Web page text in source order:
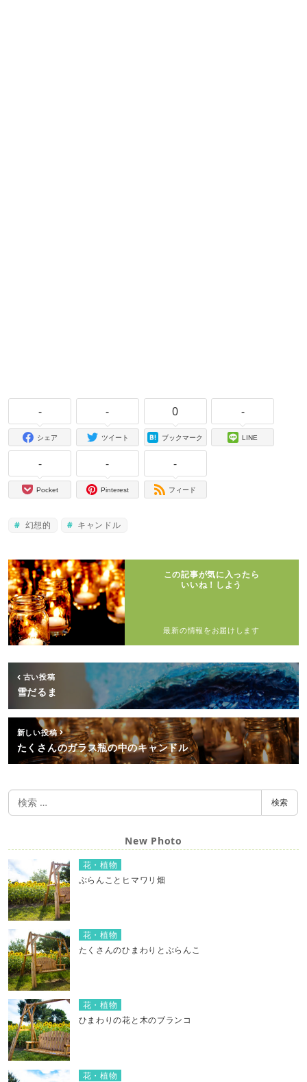
-
シェア
-
ツイート
0
ブックマーク
-
LINE
-
Pocket
-
Pinterest
-
フィード
幻想的 キャンドル
この記事が気に入ったら
いいね！しよう
最新の情報をお届けします
古い投稿
雪だるま
新しい投稿
たくさんのガラス瓶の中のキャンドル
検
索
検索
New Photo
花・植物
ぶらんことヒマワリ畑
花・植物
たくさんのひまわりとぶらんこ
花・植物
ひまわりの花と木のブランコ
花・植物